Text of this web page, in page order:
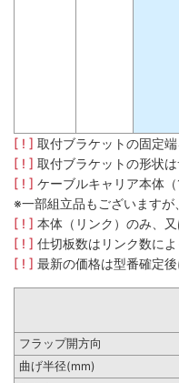
[ ! ] 取付ブラケットの固定
[ ! ] 取付ブラケットの形状
[ ! ] ケーブルキャリア本体
※一部組立品もございますが
[ ! ] 本体（リンク）のみ、
[ ! ] 仕切板数はリンク数に
[ ! ] 最新の価格は型番確定
フラップ開方向
曲げ半径(mm)